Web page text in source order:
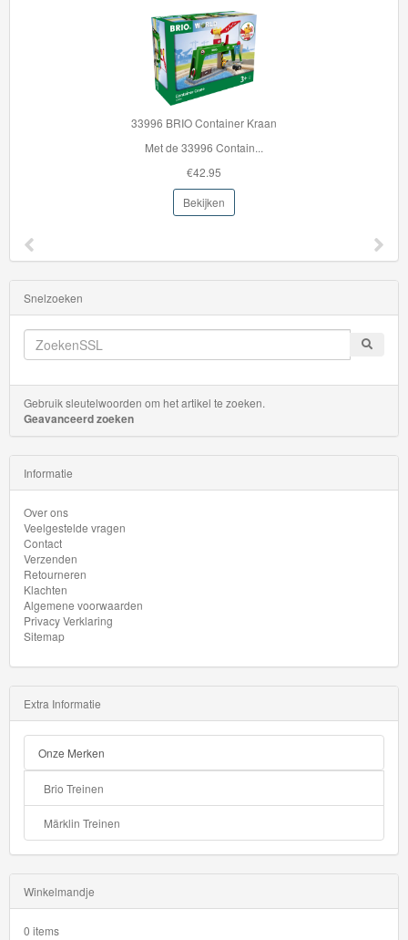
Treinen
33996 BRIO Container Kraan
Met de 33996 Contain...
€42.95
Bekijken
Snelzoeken
Gebruik sleutelwoorden om het artikel te zoeken.
Geavanceerd zoeken
Informatie
Over ons
Veelgestelde vragen
Contact
Verzenden
Retourneren
Klachten
Algemene voorwaarden
Privacy Verklaring
Sitemap
Extra Informatie
Onze Merken
Brio Treinen
Märklin Treinen
Winkelmandje
0 items